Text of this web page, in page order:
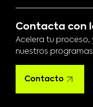
Contacta con
Acelera tu
nuestros
Contacto